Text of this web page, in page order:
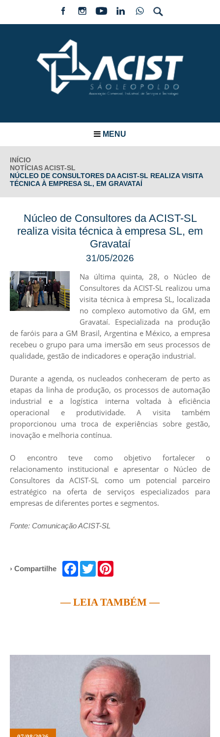
MENU
INÍCIO
NOTÍCIAS ACIST-SL
NÚCLEO DE CONSULTORES DA ACIST-SL REALIZA VISITA
TÉCNICA À EMPRESA SL, EM GRAVATAÍ
Núcleo de Consultores da ACIST-SL
realiza visita técnica à empresa SL, em
Gravataí
31/05/2026
Na última quinta, 28, o Núcleo de
Consultores da ACIST-SL realizou uma
visita técnica à empresa SL, localizada
no complexo automotivo da GM, em
Gravataí. Especializada na produção
de faróis para a GM Brasil, Argentina e México, a empresa
recebeu o grupo para uma imersão em seus processos de
qualidade, gestão de indicadores e operação industrial.
Durante a agenda, os nucleados conheceram de perto as
etapas da linha de produção, os processos de automação
industrial e a logística interna voltada à eficiência
operacional e produtividade. A visita também
proporcionou uma troca de experiências sobre gestão,
inovação e melhoria contínua.
O encontro teve como objetivo fortalecer o
relacionamento institucional e apresentar o Núcleo de
Consultores da ACIST-SL como um potencial parceiro
estratégico na oferta de serviços especializados para
empresas de diferentes portes e segmentos.
Fonte: Comunicação ACIST-SL
› Compartilhe Facebook
Twitter
— LEIA TAMBÉM —